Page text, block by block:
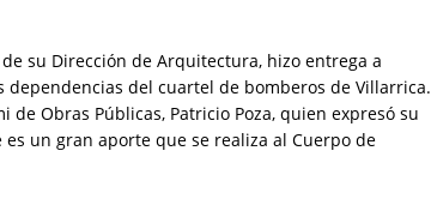
su Dirección de Arquitectura, hizo entrega a
del cuartel de bomberos de Villarrica.
Obras Públicas, Patricio Poza, quien expresó su
un gran aporte que se realiza al Cuerpo de